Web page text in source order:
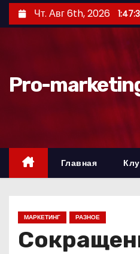
е
д
Чт. Авг 6th, 2026
Pro-
Главная
МАРКЕТИНГ РАЗНОЕ